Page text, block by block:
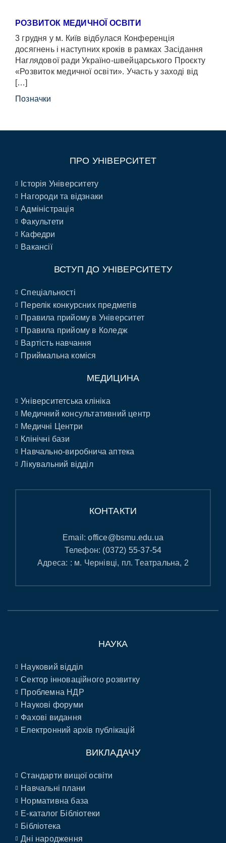
РОЗВИТОК МЕДИЧНОЇ ОСВІТИ
3 грудня у м. Київ відбулася Конференція
досягнень і наступних кроків в рамках Засідання
Наглядової ради Україно-швейцарського Проєкту
«Розвиток медичної освіти». Участь у заході від
[…]
Позначки
ПРО УНІВЕРСИТЕТ
Історія Університету
Нагороди та відзнаки
Адміністрація
Факультети
Кафедри
Вакансії
ВСТУП ДО УНІВЕРСИТЕТУ
Спеціальності
Перелік конкурсних предметів
Правила прийому в Університет
Правила прийому в Коледж
Вартість навчання
Приймальна коміся
МЕДИЦИНА
Університетська клініка
Медичний консультативний центр
Медичні Центри
Клінічні бази
Навчально-виробнича аптека
Лікувальний відділ
КОНТАКТИ
Email:office@bsmu.edu.ua
Телефон: (0372) 55-37-54
Адреса: : м. Чернівці, пл. Театральна, 2
НАУКА
Науковий відділ
Сектор інноваційного розвитку
Проблемна НДР
Наукові форуми
Фахові видання
Електронний архів публікацій
ВИКЛАДАЧУ
Стандарти вищої освіти
Навчальні плани
Нормативна база
E-каталог Бібліотеки
Бібліотека
Дні народження